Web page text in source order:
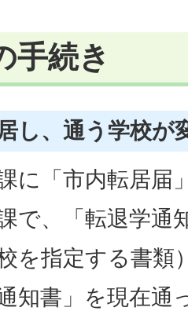
手続き
し、通う学校が
に「市内転居届
で、「転退学通
を指定する書類
通知書」を現在